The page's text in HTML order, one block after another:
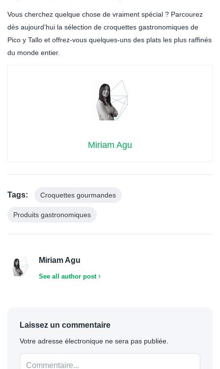
Vous cherchez quelque chose de vraiment spécial ? Parcourez
dès aujourd’hui la sélection de croquettes gastronomiques de
Pico y Tallo et offrez-vous quelques-uns des plats les plus raffinés
du monde entier.
Miriam Agu
Tags: Croquettes gourmandes
Produits gastronomiques
Miriam Agu
See all author post
Laissez un commentaire
Votre adresse électronique ne sera pas publiée.